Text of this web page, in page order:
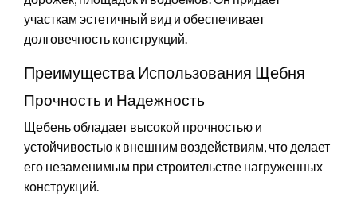
участкам эстетичный вид и обеспечивает
долговечность конструкций.
Преимущества Использования Щебня
Прочность и Надежность
Щебень обладает высокой прочностью и
устойчивостью к внешним воздействиям, что делает
его незаменимым при строительстве нагруженных
конструкций.